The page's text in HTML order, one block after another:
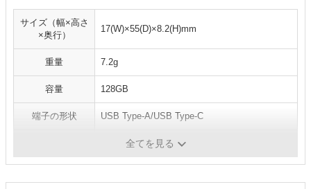
サイズ（幅×高さ
×奥行）
17(W)×55(D)×8.2(H)mm
重量 7.2g
容量 128GB
端子の形状 USB Type-A/USB Type-C
USB 3.2/2.0
全てを見る